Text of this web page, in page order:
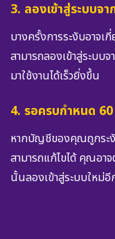
3. ลองเข้าสู่ระบบจ
บางครั้งการระงับอา
สามารถลองเข้าสู่ระบ
มาใช้งานได้เร็วยิ่งขึ้น
4. รอครบกำหนด
หากบัญชีของคุณถูกระงั
สามารถแก้ไขได้ คุณอา
นั้นลองเข้าสู่ระบบใหม่